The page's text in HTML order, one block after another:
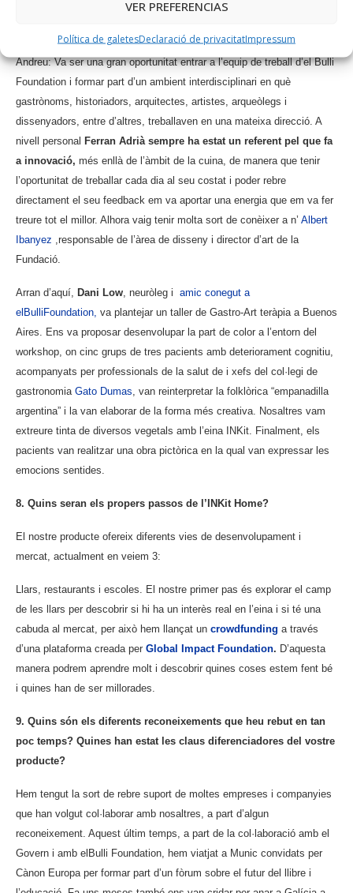
VER PREFERENCIAS
Política de galetesDeclaració de privacitatImpressum
7. Com va ser la vostra experiència a el BulliFoundation i com
Andreu: Va ser una gran oportunitat entrar a l’equip de treball d’el Bulli
Foundation i formar part d’un ambient interdisciplinari en què
gastrònoms, historiadors, arquitectes, artistes, arqueòlegs i
dissenyadors, entre d’altres, treballaven en una mateixa direcció. A
nivell personal Ferran Adrià sempre ha estat un referent pel que fa
a innovació, més enllà de l’àmbit de la cuina, de manera que tenir
l’oportunitat de treballar cada dia al seu costat i poder rebre
directament el seu feedback em va aportar una energia que em va fer
treure tot el millor. Alhora vaig tenir molta sort de conèixer a n’ Albert
Ibanyez ,responsable de l’àrea de disseny i director d’art de la
Fundació.
Arran d’aquí, Dani Low , neuròleg i amic conegut a
elBulliFoundation, va plantejar un taller de Gastro-Art teràpia a Buenos
Aires. Ens va proposar desenvolupar la part de color a l’entorn del
workshop, on cinc grups de tres pacients amb deteriorament cognitiu,
acompanyats per professionals de la salut de i xefs del col·legi de
gastronomia Gato Dumas , van reinterpretar la folklòrica “empanadilla
argentina” i la van elaborar de la forma més creativa. Nosaltres vam
extreure tinta de diversos vegetals amb l’eina INKit. Finalment, els
pacients van realitzar una obra pictòrica en la qual van expressar les
emocions sentides.
8. Quins seran els propers passos de l’INKit Home?
El nostre producte ofereix diferents vies de desenvolupament i
mercat, actualment en veiem 3:
Llars, restaurants i escoles. El nostre primer pas és explorar el camp
de les llars per descobrir si hi ha un interès real en l’eina i si té una
cabuda al mercat, per això hem llançat un crowdfunding a través
d’una plataforma creada per Global Impact Foundation. D’aquesta
manera podrem aprendre molt i descobrir quines coses estem fent bé
i quines han de ser millorades.
9. Quins són els diferents reconeixements que heu rebut en tan
poc temps? Quines han estat les claus diferenciadores del vostre
producte?
Hem tengut la sort de rebre suport de moltes empreses i companyies
que han volgut col·laborar amb nosaltres, a part d’algun
reconeixement. Aquest últim temps, a part de la col·laboració amb el
Govern i amb elBulli Foundation, hem viatjat a Munic convidats per
Cànon Europa per formar part d’un fòrum sobre el futur del llibre i